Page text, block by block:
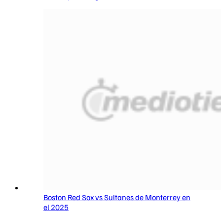
Boston Red Sox vs Sultanes de Monterrey en
el 2025